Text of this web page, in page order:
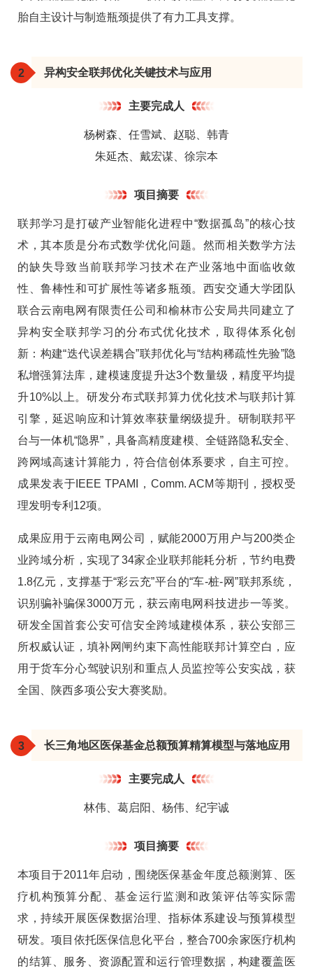
胎自主设计与制造瓶颈提供了有力工具支撑。
2 异构安全联邦优化关键技术与应用
主要完成人
杨树森、任雪斌、赵聪、韩青
朱延杰、戴宏谋、徐宗本
项目摘要
联邦学习是打破产业智能化进程中“数据孤岛”的核心技
术，其本质是分布式数学优化问题。然而相关数学方法
的缺失导致当前联邦学习技术在产业落地中面临收敛
性、鲁棒性和可扩展性等诸多瓶颈。西安交通大学团队
联合云南电网有限责任公司和榆林市公安局共同建立了
异构安全联邦学习的分布式优化技术，取得体系化创
新：构建“迭代误差耦合”联邦优化与“结构稀疏性先验”隐
私增强算法库，建模速度提升达3个数量级，精度平均提
升10%以上。研发分布式联邦算力优化技术与联邦计算
引擎，延迟响应和计算效率获量纲级提升。研制联邦平
台与一体机“隐界”，具备高精度建模、全链路隐私安全、
跨网域高速计算能力，符合信创体系要求，自主可控。
成果发表于IEEE TPAMI，Comm. ACM等期刊，授权受
理发明专利12项。
成果应用于云南电网公司，赋能2000万用户与200类企
业跨域分析，实现了34家企业联邦能耗分析，节约电费
1.8亿元，支撑基于“彩云充”平台的“车-桩-网”联邦系统，
识别骗补骗保3000万元，获云南电网科技进步一等奖。
研发全国首套公安可信安全跨域建模体系，获公安部三
所权威认证，填补网闸约束下高性能联邦计算空白，应
用于货车分心驾驶识别和重点人员监控等公安实战，获
全国、陕西多项公安大赛奖励。
3 长三角地区医保基金总额预算精算模型与落地应用
主要完成人
林伟、葛启阳、杨伟、纪宇诚
项目摘要
本项目于2011年启动，围绕医保基金年度总额测算、医
疗机构预算分配、基金运行监测和政策评估等实际需
求，持续开展医保数据治理、指标体系建设与预算模型
研发。项目依托医保信息化平台，整合700余家医疗机构
的结算、服务、资源配置和运行管理数据，构建覆盖医